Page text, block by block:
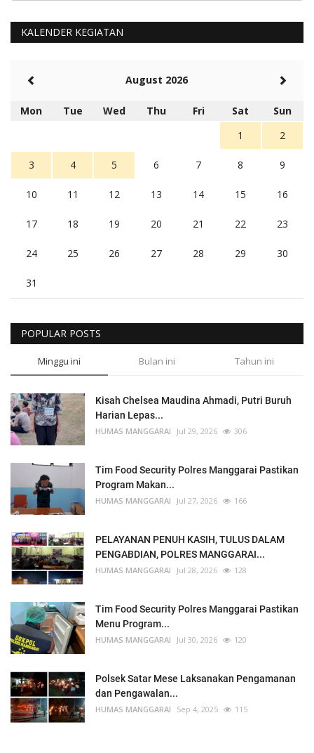
KALENDER KEGIATAN
August 2026
Mon Tue Wed Thu Fri Sat
Sun
1
2
3 4 5 6 7 8 9
10 11 12 13 14 15 16
17 18 19 20 21 22 23
24 25 26 27 28 29 30
31
POPULAR POSTS
Minggu ini Bulan ini Tahun ini
Kisah Chelsea Maudina Ahmadi, Putri Buruh
Harian Lepas...
HUMAS MANGGARAI Jul 29, 2026 306
Tim Food Security Polres Manggarai Pastikan
Program Makan...
HUMAS MANGGARAI Jul 27, 2026 166
PELAYANAN PENUH KASIH, TULUS DALAM
PENGABDIAN, POLRES MANGGARAI...
HUMAS MANGGARAI Jul 28, 2026 128
Tim Food Security Polres Manggarai Pastikan
Menu Program...
HUMAS MANGGARAI Jul 30, 2026 120
Polsek Satar Mese Laksanakan Pengamanan
dan Pengawalan...
HUMAS MANGGARAI Sep 4, 2025 115